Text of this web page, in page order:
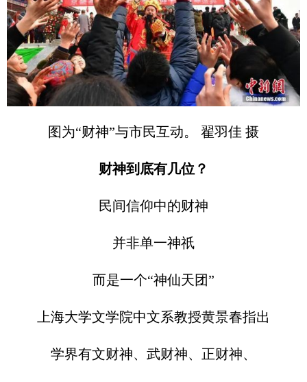
图为“财神”与市民互动。 翟羽佳 摄
财神到底有几位？
民间信仰中的财神
并非单一神祇
而是一个“神仙天团”
上海大学文学院中文系教授黄景春指出
学界有文财神、武财神、正财神、